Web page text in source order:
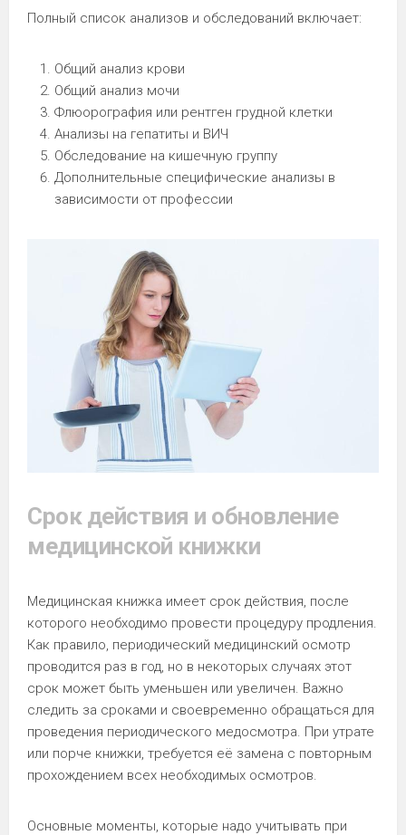
Полный список анализов и обследований включает:
Общий анализ крови
Общий анализ мочи
Флюорография или рентген грудной клетки
Анализы на гепатиты и ВИЧ
Обследование на кишечную группу
Дополнительные специфические анализы в
зависимости от профессии
Срок действия и обновление
медицинской книжки
Медицинская книжка имеет срок действия, после
которого необходимо провести процедуру продления.
Как правило, периодический медицинский осмотр
проводится раз в год, но в некоторых случаях этот
срок может быть уменьшен или увеличен. Важно
следить за сроками и своевременно обращаться для
проведения периодического медосмотра. При утрате
или порче книжки, требуется её замена с повторным
прохождением всех необходимых осмотров.
Основные моменты, которые надо учитывать при